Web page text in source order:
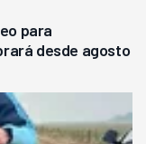
para
desde agosto